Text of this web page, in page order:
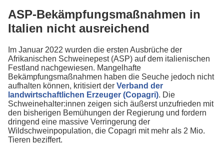
ASP-Bekämpfungsmaßnahmen in
Italien nicht ausreichend
Im Januar 2022 wurden die ersten Ausbrüche der
Afrikanischen Schweinepest (ASP) auf dem italienischen
Festland nachgewiesen. Mangelhafte
Bekämpfungsmaßnahmen haben die Seuche jedoch nicht
aufhalten können, kritisiert der Verband der
landwirtschaftlichen Erzeuger (Copagri). Die
Schweinehalter:innen zeigen sich äußerst unzufrieden mit
den bisherigen Bemühungen der Regierung und fordern
dringend eine massive Verringerung der
Wildschweinpopulation, die Copagri mit mehr als 2 Mio.
Tieren beziffert.